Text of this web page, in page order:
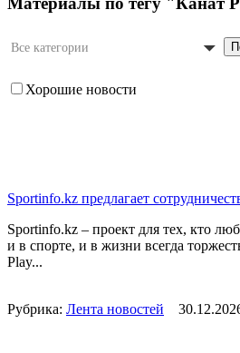
Все категории
Хорошие новости
Sportinfo.kz предлагает
Sportinfo.kz – проект для тех, кто
и в спорте, и в жизни всегда
Play...
Рубрика: Лента новостей